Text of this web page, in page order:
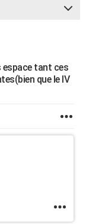
espace tant ces
que le IV